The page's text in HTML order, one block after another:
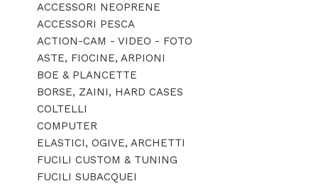
ACCESSORI NEOPRENE
ACCESSORI PESCA
ACTION-CAM - VIDEO - FOTO
ASTE, FIOCINE, ARPIONI
BOE & PLANCETTE
BORSE, ZAINI, HARD CASES
COLTELLI
COMPUTER
ELASTICI, OGIVE, ARCHETTI
FUCILI CUSTOM & TUNING
FUCILI SUBACQUEI